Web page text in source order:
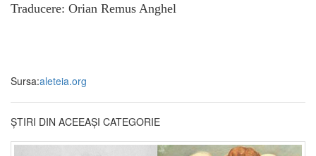
Traducere: Orian Remus Anghel
Sursa:aleteia.org
ȘTIRI DIN ACEEAȘI CATEGORIE